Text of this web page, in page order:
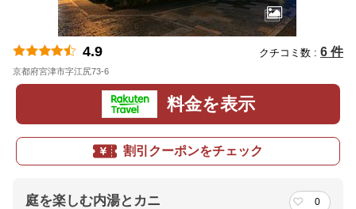
4.9 クチコミ数 : 6 件
京都府宮津市字江尻73-6
料金を表示
割引クーポンをチェック
庭を楽しむ内湯とカニ 0